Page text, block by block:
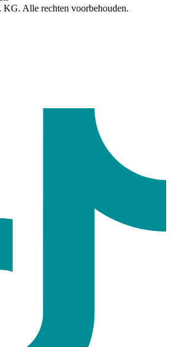
Alle rechten voorbehouden.